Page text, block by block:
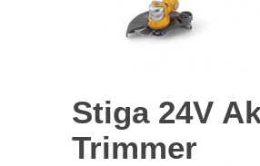
Stiga 24V
Trimmer